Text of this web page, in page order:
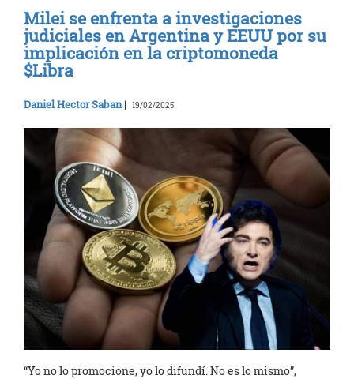
Milei se enfrenta a investigaciones
judiciales en Argentina y EEUU por su
implicación en la criptomoneda
$Libra
Daniel Hector Saban| 19/02/2025
“Yo no lo promocione, yo lo difundí. No es lo mismo”,